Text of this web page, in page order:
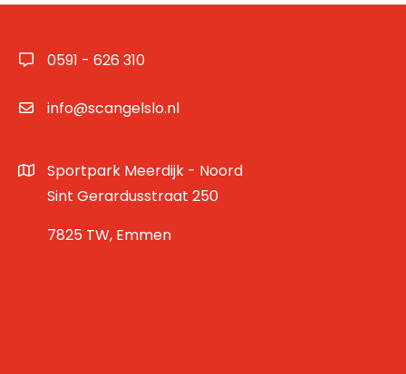
0591 - 626 310
info@scangelslo.nl
Sportpark Meerdijk - Noord
Sint Gerardusstraat 250
7825 TW, Emmen